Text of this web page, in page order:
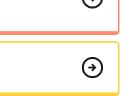
arrow_circle_right